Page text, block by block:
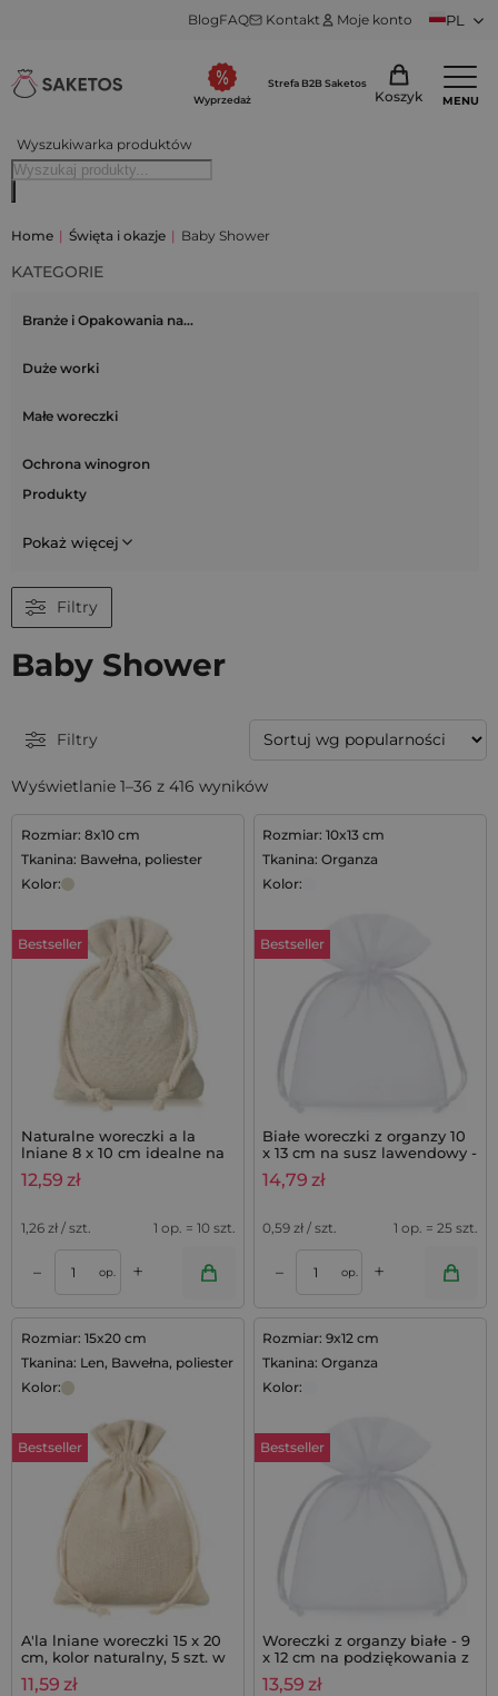
BlogFAQ Kontakt Moje konto PL
Wyszukiwarka produktów
Wyprzedaż
Strefa B2B Saketos
Koszyk MENU
Home | Święta i okazje | Baby Shower
KATEGORIE
Branże i Opakowania na…
Duże worki
Małe woreczki
Ochrona winogron
Produkty
Pokaż więcej
Filtry
Baby Shower
Filtry
Wyświetlanie 1–36 z 416 wyników
Rozmiar: 8x10 cm
Tkanina: Bawełna, poliester
Kolor:
Bestseller
Naturalne woreczki a la
lniane 8 x 10 cm idealne na
lawendę do szafy - 10 szt.
12,59 zł
1,26 zł / szt. 1 op. = 10 szt.
– op. +
Rozmiar: 10x13 cm
Tkanina: Organza
Kolor:
Bestseller
Białe woreczki z organzy 10
x 13 cm na susz lawendowy -
25 szt.
14,79 zł
0,59 zł / szt. 1 op. = 25 szt.
– op. +
Rozmiar: 15x20 cm
Tkanina: Len, Bawełna, poliester
Kolor:
Bestseller
A'la lniane woreczki 15 x 20
cm, kolor naturalny, 5 szt. w
opakowaniu
11,59 zł
Rozmiar: 9x12 cm
Tkanina: Organza
Kolor:
Bestseller
Woreczki z organzy białe - 9
x 12 cm na podziękowania z
lawendą - 25 szt.
13,59 zł